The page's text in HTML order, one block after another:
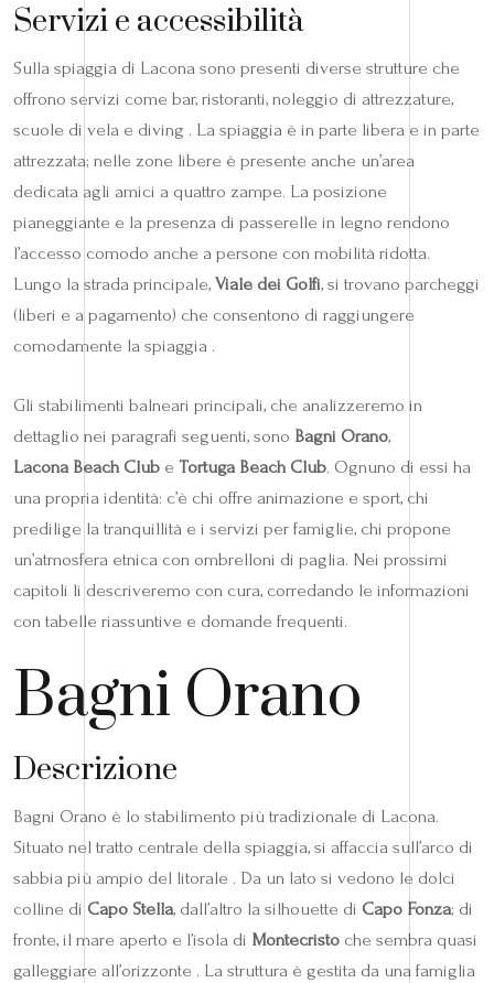
Servizi e accessibilità
Sulla spiaggia di Lacona sono presenti diverse strutture che
offrono servizi come bar, ristoranti, noleggio di attrezzature,
scuole di vela e diving . La spiaggia è in parte libera e in parte
attrezzata; nelle zone libere è presente anche un’area
dedicata agli amici a quattro zampe. La posizione
pianeggiante e la presenza di passerelle in legno rendono
l’accesso comodo anche a persone con mobilità ridotta.
Lungo la strada principale, Viale dei Golfi, si trovano parcheggi
(liberi e a pagamento) che consentono di raggiungere
comodamente la spiaggia .
Gli stabilimenti balneari principali, che analizzeremo in
dettaglio nei paragrafi seguenti, sono Bagni Orano,
Lacona Beach Club e Tortuga Beach Club. Ognuno di essi ha
una propria identità: c’è chi offre animazione e sport, chi
predilige la tranquillità e i servizi per famiglie, chi propone
un’atmosfera etnica con ombrelloni di paglia. Nei prossimi
capitoli li descriveremo con cura, corredando le informazioni
con tabelle riassuntive e domande frequenti.
Bagni Orano
Descrizione
Bagni Orano è lo stabilimento più tradizionale di Lacona.
Situato nel tratto centrale della spiaggia, si affaccia sull’arco di
sabbia più ampio del litorale . Da un lato si vedono le dolci
colline di Capo Stella, dall’altro la silhouette di Capo Fonza; di
fronte, il mare aperto e l’isola di Montecristo che sembra quasi
galleggiare all’orizzonte . La struttura è gestita da una famiglia